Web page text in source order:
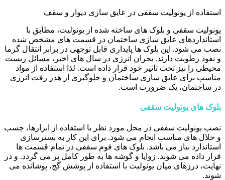
استفاده از یونولیت سقفی در عایق سازی دیوار و سقف
یونولیت سقفی و بلوک های ساخته شده از یونولیت، مطابق با
استانداردهای عایق سازی ساختمان در قسمت های مشخص شده
نصب می شود. این بلوک ها پایداری قابل توجهی در برابر انتقال گرما
و نفوذ رطوبت دارند. بحران انرژی در سال های اخیر، مسائل زیست
محیطی را نیز تحت تاثیر خود قرار داده است. لذا استفاده از مواد
مناسب برای عایق سازی ساختمان و جلوگیری از هدر رفت انرژی
در ساختمان، یک ضرورت است.
بلوک های یونولیت سقفی
نصب یونولیت سقفی در محل مورد نظر با استفاده از ابزارها، چسب
و حلال های مناسب انجام می شود. برای این کار به بسترسازی
استاندارد نیاز می باشد. بلوک های فوم سقفی در تمام قسمت ها
قرار داده می شوند. زوایا و گوشه ها به طور کامل پر می گردد. و در
نهایت، درزهای میان یونولیت با استفاده از پوشش گچ، پوشانده می
شوند.